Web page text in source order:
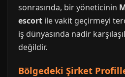
sonrasında, bir yöneticinin
escort ile vakit geçirmeyi
iş dünyasında nadir
değildir.
Bölgedeki Şirket